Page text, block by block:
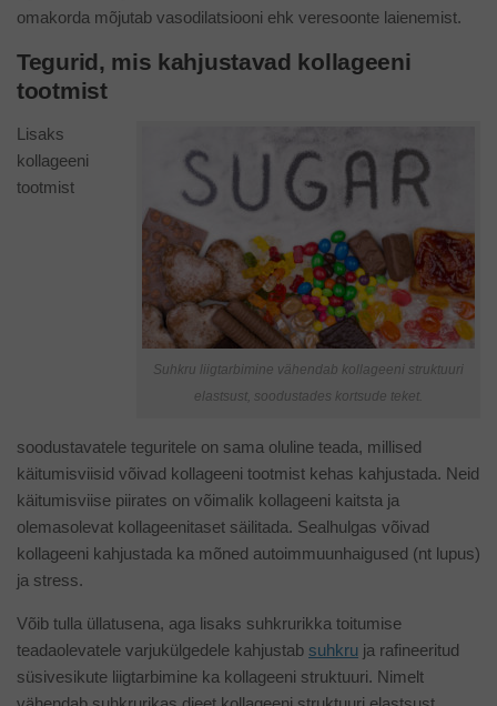
omakorda mõjutab vasodilatsiooni ehk veresoonte laienemist.
Tegurid, mis kahjustavad kollageeni
tootmist
Suhkru liigtarbimine vähendab kollageeni struktuuri
elastsust, soodustades kortsude teket.
Lisaks
kollageeni
tootmist
soodustavatele teguritele on sama oluline teada, millised
käitumisviisid võivad kollageeni tootmist kehas kahjustada. Neid
käitumisviise piirates on võimalik kollageeni kaitsta ja
olemasolevat kollageenitaset säilitada. Sealhulgas võivad
kollageeni kahjustada ka mõned autoimmuunhaigused (nt lupus)
ja stress.
Võib tulla üllatusena, aga lisaks suhkrurikka toitumise
teadaolevatele varjukülgedele kahjustab suhkru ja rafineeritud
süsivesikute liigtarbimine ka kollageeni struktuuri. Nimelt